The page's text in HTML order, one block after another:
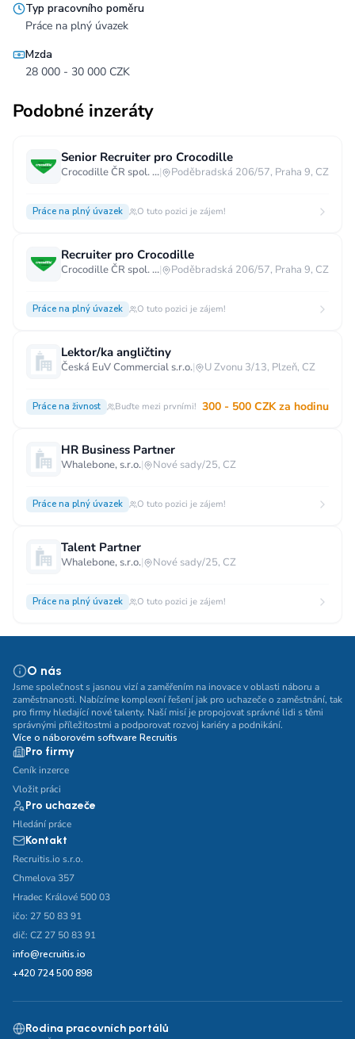
Typ pracovního poměru
Práce na plný úvazek
Mzda
28 000 - 30 000 CZK
Podobné inzeráty
Senior Recruiter pro Crocodille
Crocodille ČR spol. s.r.o.| Poděbradská 206/57, Praha 9, CZ
Práce na plný úvazek O tuto pozici je zájem!
Recruiter pro Crocodille
Crocodille ČR spol. s.r.o.| Poděbradská 206/57, Praha 9, CZ
Práce na plný úvazek O tuto pozici je zájem!
Lektor/ka angličtiny
Česká EuV Commercial s.r.o.| U Zvonu 3/13, Plzeň, CZ
Práce na živnost Buďte mezi prvními! 300 - 500 CZK za hodinu
HR Business Partner
Whalebone, s.r.o.| Nové sady/25, CZ
Práce na plný úvazek O tuto pozici je zájem!
Talent Partner
Whalebone, s.r.o.| Nové sady/25, CZ
Práce na plný úvazek O tuto pozici je zájem!
O nás
Jsme společnost s jasnou vizí a zaměřením na inovace v oblasti náboru a
zaměstnanosti. Nabízíme komplexní řešení jak pro uchazeče o zaměstnání, tak
pro firmy hledající nové talenty. Naší misí je propojovat správné lidi s těmi
správnými příležitostmi a podporovat rozvoj kariéry a podnikání.
Více o náborovém software Recruitis
Pro firmy
Ceník inzerce
Vložit práci
Pro uchazeče
Hledání práce
Kontakt
Recruitis.io s.r.o.
Chmelova 357
Hradec Králové 500 03
ičo: 27 50 83 91
dič: CZ 27 50 83 91
info@recruitis.io
+420 724 500 898
Rodina pracovních portálů